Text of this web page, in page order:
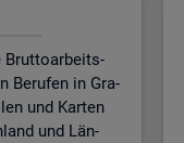
Brut­to­ar­beits­
Be­ru­fen in Gra­
und Kar­ten
und Län­